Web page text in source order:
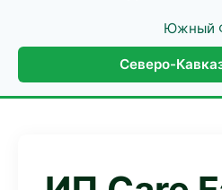
Южный
Северо-